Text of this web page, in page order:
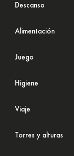
Descanso
Alimentación
Juego
Higiene
Viaje
Torres y alturas